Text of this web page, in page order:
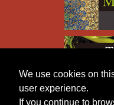
We use cookies on
user experience.
If you continue to